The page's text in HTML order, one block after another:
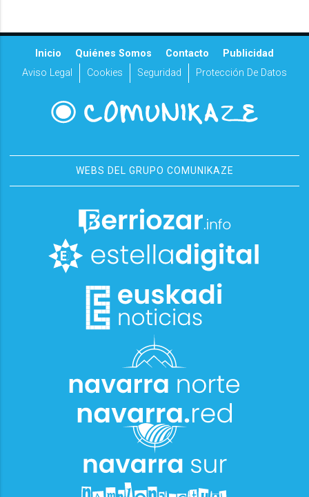
Inicio Quiénes Somos Contacto
Publicidad
Aviso Legal
Cookies Seguridad Protección De Datos
WEBS DEL GRUPO COMUNIKAZE